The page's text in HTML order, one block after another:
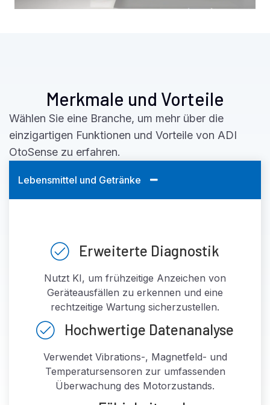
Merkmale und Vorteile
Wählen Sie eine Branche, um mehr über die
einzigartigen Funktionen und Vorteile von ADI
OtoSense zu erfahren.
Lebensmittel und Getränke
Erweiterte Diagnostik
Nutzt KI, um frühzeitige Anzeichen von
Geräteausfällen zu erkennen und eine
rechtzeitige Wartung sicherzustellen.
Hochwertige Datenanalyse
Verwendet Vibrations-, Magnetfeld- und
Temperatursensoren zur umfassenden
Überwachung des Motorzustands.